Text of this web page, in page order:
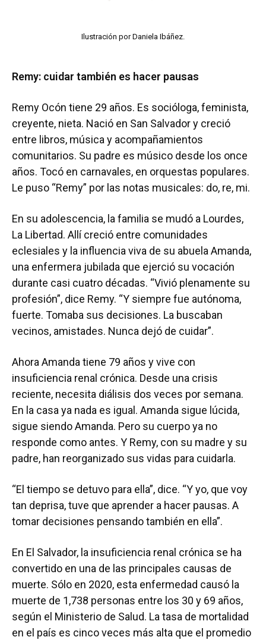
Ilustración por Daniela Ibáñez.
Remy: cuidar también es hacer pausas
Remy Ocón tiene 29 años. Es socióloga, feminista,
creyente, nieta. Nació en San Salvador y creció
entre libros, música y acompañamientos
comunitarios. Su padre es músico desde los once
años. Tocó en carnavales, en orquestas populares.
Le puso “Remy” por las notas musicales: do, re, mi.
En su adolescencia, la familia se mudó a Lourdes,
La Libertad. Allí creció entre comunidades
eclesiales y la influencia viva de su abuela Amanda,
una enfermera jubilada que ejerció su vocación
durante casi cuatro décadas. “Vivió plenamente su
profesión”, dice Remy. “Y siempre fue autónoma,
fuerte. Tomaba sus decisiones. La buscaban
vecinos, amistades. Nunca dejó de cuidar”.
Ahora Amanda tiene 79 años y vive con
insuficiencia renal crónica. Desde una crisis
reciente, necesita diálisis dos veces por semana.
En la casa ya nada es igual. Amanda sigue lúcida,
sigue siendo Amanda. Pero su cuerpo ya no
responde como antes. Y Remy, con su madre y su
padre, han reorganizado sus vidas para cuidarla.
“El tiempo se detuvo para ella”, dice. “Y yo, que voy
tan deprisa, tuve que aprender a hacer pausas. A
tomar decisiones pensando también en ella”.
En El Salvador, la insuficiencia renal crónica se ha
convertido en una de las principales causas de
muerte. Sólo en 2020, esta enfermedad causó la
muerte de 1,738 personas entre los 30 y 69 años,
según el Ministerio de Salud. La tasa de mortalidad
en el país es cinco veces más alta que el promedio